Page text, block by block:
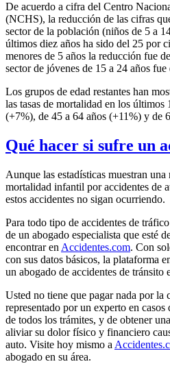
De acuerdo a cifra del Centro
(NCHS), la reducción de las cifras
sector de la población (niños de 5 a
últimos diez años ha sido del 25 por
menores de 5 años la reducción fue
sector de jóvenes de 15 a 24 años
Los grupos de edad restantes han
las tasas de mortalidad en los últimos
(+7%), de 45 a 64 años (+11%) y de
Qué hacer si sufre un
Aunque las estadísticas muestran
mortalidad infantil por accidentes de
estos accidentes no sigan ocurriendo.
Para todo tipo de accidentes de
de un abogado especialista que esté
encontrar en Accidentes.com. Con
con sus datos básicos, la plataforma
un abogado de accidentes de tránsito
Usted no tiene que pagar nada por la
representado por un experto en casos
de todos los trámites, y de obtener
aliviar su dolor físico y financiero
auto. Visite hoy mismo a
abogado en su área.